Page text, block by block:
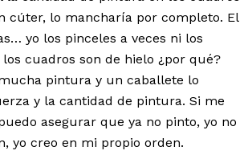
cúter, lo mancharía por completo. El
yo los pinceles a veces ni los
cuadros son de hielo ¿por qué?
pintura y un caballete lo
y la cantidad de pintura. Si me
asegurar que ya no pinto, yo no
yo creo en mi propio orden.